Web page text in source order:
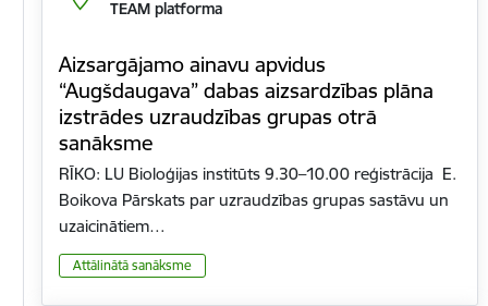
TEAM platforma
Aizsargājamo ainavu apvidus
“Augšdaugava” dabas aizsardzības plāna
izstrādes uzraudzības grupas otrā
sanāksme
RĪKO: LU Bioloģijas institūts 9.30–10.00 reģistrācija E.
Boikova Pārskats par uzraudzības grupas sastāvu un
uzaicinātiem…
Attālinātā sanāksme